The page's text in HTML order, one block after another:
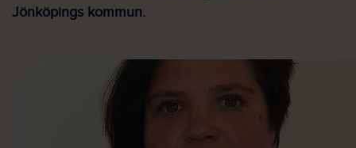
Jönköpings kommun.